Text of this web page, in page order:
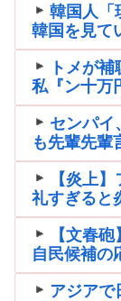
韓国人「
韓国を見
トメが
私『ン十万
センパイ
も先輩先
【炎上
礼すぎると
【文春
自民候補の
アジアで